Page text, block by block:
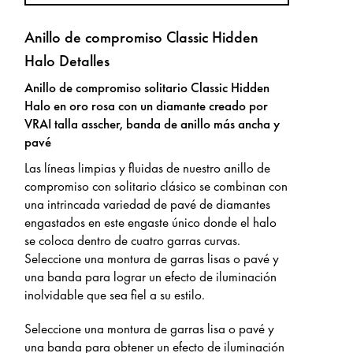
Anillo de compromiso Classic Hidden
Halo Detalles
Anillo de compromiso solitario Classic Hidden
Halo en oro rosa con un diamante creado por
VRAI talla asscher, banda de anillo más ancha y
pavé
Las líneas limpias y fluidas de nuestro anillo de
compromiso con solitario clásico se combinan con
una intrincada variedad de pavé de diamantes
engastados en este engaste único donde el halo
se coloca dentro de cuatro garras curvas.
Seleccione una montura de garras lisas o pavé y
una banda para lograr un efecto de iluminación
inolvidable que sea fiel a su estilo.
Seleccione una montura de garras lisa o pavé y
una banda para obtener un efecto de iluminación